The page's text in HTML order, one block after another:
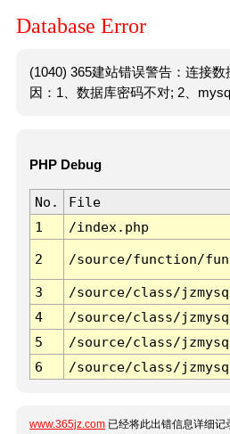
Database Error
(1040) 365建站错误警告：连接
因：1、数据库密码不对; 2、
PHP Debug
No. File
1
/index.php
2 /source/function/
3 /source/class/
4
/source/class/
5
/source/class/
6
/source/class/
www.365jz.com 已经将此出错信息详细